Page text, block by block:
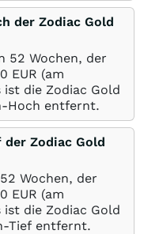
der Zodiac Gold
52 Wochen, der
EUR (am
die Zodiac Gold
Hoch entfernt.
der Zodiac Gold
Wochen, der
EUR (am
die Zodiac Gold
Tief entfernt.